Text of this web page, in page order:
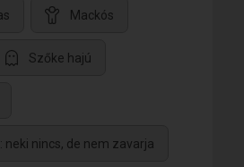
Mackós
Szőke hajú
neki nincs, de nem zavarja